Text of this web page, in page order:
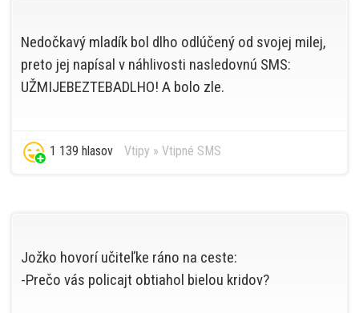
Nedočkavý mladík bol dlho odlúčený od svojej milej,
preto jej napísal v náhlivosti nasledovnú SMS:
UŽMIJEBEZTEBADLHO! A bolo zle.
1 139 hlasov Vtipy » Vtipné SMS
Jožko hovorí učiteľke ráno na ceste:
-Prečo vás policajt obtiahol bielou kridov?